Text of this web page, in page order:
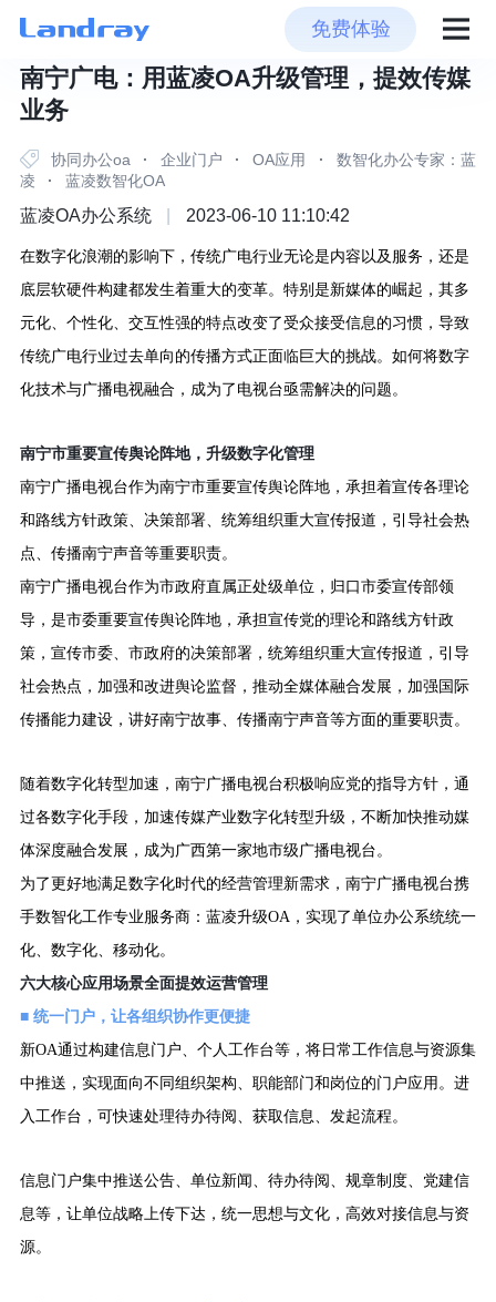
免费体验
南宁广电：用蓝凌OA升级管理，提效传媒
业务
协同办公oa · 企业门户 · OA应用 ·
数智化办公专家：蓝
凌
· 蓝凌数智化OA
蓝凌OA办公系统 2023-06-10 11:10:42
在数字化浪潮的影响下，传统广电行业无论是内容以及服务，还是
底层软硬件构建都发生着重大的变革。 特别是新媒体的崛起，其多
元化、个性化、交互性强的特点改变了受众接受信息的习惯，导致
传统广电行业过去单向的传播方式正面临巨大的挑战。 如何将数字
化技术与广播电视融合，成为了电视台亟需解决的问题。
南宁市重要宣传舆论阵地，升级数字化管理
南宁广播电视台作为南宁市重要宣传舆论阵地，承担着宣传各理论
和路线方针政策、决策部署、统筹组织重大宣传报道，引导社会热
点、传播南宁声音等重要职责。
南宁广播电视台作为市政府直属正处级单位，归口市委宣传部领
导，是市委重要宣传舆论阵地，承担宣传党的理论和路线方针政
策，宣传市委、市政府的决策部署，统筹组织重大宣传报道，引导
社会热点，加强和改进舆论监督，推动全媒体融合发展，加强国际
传播能力建设，讲好南宁故事、传播南宁声音等方面的重要职责。
随着数字化转型加速，南宁广播电视台积极响应党的指导方针，通
过各数字化手段，加速传媒产业数字化转型升级，不断加快推动媒
体深度融合发展，成为广西第一家地市级广播电视台。
为了更好地满足数字化时代的经营管理新需求，南宁广播电视台携
手数智化工作专业服务商：蓝凌升级OA，实现了单位办公系统统一
化、数字化、移动化。
六大核心应用场景全面提效运营管理
■ 统一门户，让各组织协作更便捷
新OA通过构建信息门户、个人工作台等，将日常工作信息与资源集
中推送，实现面向不同组织架构、职能部门和岗位的门户应用。进
入工作台，可快速处理待办待阅、获取信息、发起流程。
信息门户集中推送公告、单位新闻、待办待阅、规章制度、党建信
息等，让单位战略上传下达，统一思想与文化，高效对接信息与资
源。